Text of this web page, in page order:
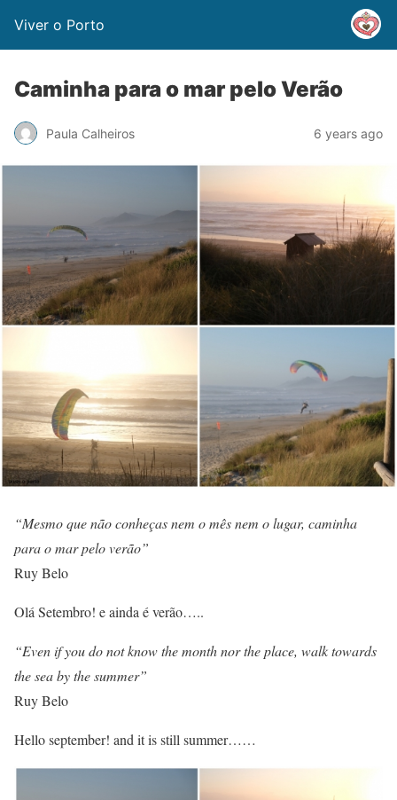
Viver o Porto
Caminha para o mar pelo Verão
Paula Calheiros 6 years ago
“Mesmo que não conheças nem o mês nem o lugar, caminha
para o mar pelo verão”
Ruy Belo
Olá Setembro! e ainda é verão…..
“Even if you do not know the month nor the place, walk towards
the sea by the summer”
Ruy Belo
Hello september! and it is still summer……